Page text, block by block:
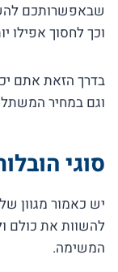
שבאפשרותכם
וכך לחסוך אפילו
בדרך הזאת אתם
וגם במחיר
סוגי
להשוות את כולם
המשימה.